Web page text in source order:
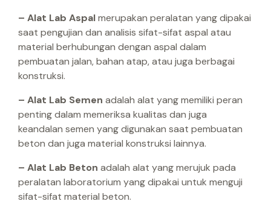
– Alat Lab Aspalmerupakan peralatan yang dipakai
saat pengujian dan analisis sifat-sifat aspal atau
material berhubungan dengan aspal dalam
pembuatan jalan, bahan atap, atau juga berbagai
konstruksi.
– Alat Lab Semen adalah alat yang memiliki peran
penting dalam memeriksa kualitas dan juga
keandalan semen yang digunakan saat pembuatan
beton dan juga material konstruksi lainnya.
– Alat Lab Beton adalah alat yang merujuk pada
peralatan laboratorium yang dipakai untuk menguji
sifat-sifat material beton.